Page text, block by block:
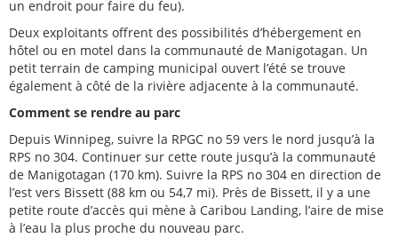
un endroit pour faire du feu).
Deux exploitants offrent des possibilités d’hébergement en
hôtel ou en motel dans la communauté de Manigotagan. Un
petit terrain de camping municipal ouvert l’été se trouve
également à côté de la rivière adjacente à la communauté.
Comment se rendre au parc
Depuis Winnipeg, suivre la RPGC no 59 vers le nord jusqu’à la
RPS no 304. Continuer sur cette route jusqu’à la communauté
de Manigotagan (170 km). Suivre la RPS no 304 en direction de
l’est vers Bissett (88 km ou 54,7 mi). Près de Bissett, il y a une
petite route d’accès qui mène à Caribou Landing, l’aire de mise
à l’eau la plus proche du nouveau parc.